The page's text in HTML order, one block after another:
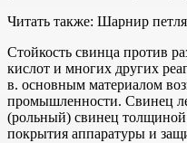
Читать также: Шарнир
Стойкость свинца против
кислот и многих других
в. основным материалом
промышленности. Свинец
(рольный) свинец
покрытия аппаратуры и